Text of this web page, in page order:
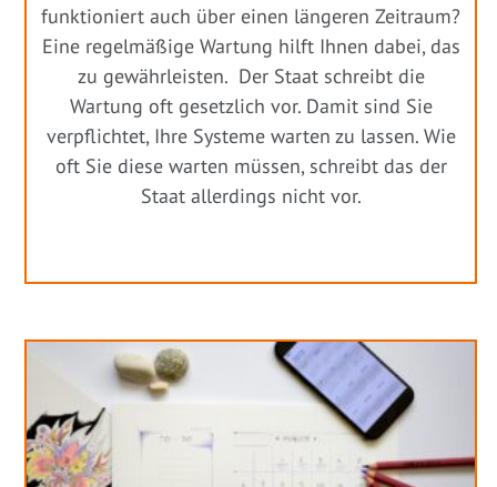
funktioniert auch über einen längeren Zeitraum?
Eine regelmäßige Wartung hilft Ihnen dabei, das
zu gewährleisten. Der Staat schreibt die
Wartung oft gesetzlich vor. Damit sind Sie
verpflichtet, Ihre Systeme warten zu lassen. Wie
oft Sie diese warten müssen, schreibt das der
Staat allerdings nicht vor.